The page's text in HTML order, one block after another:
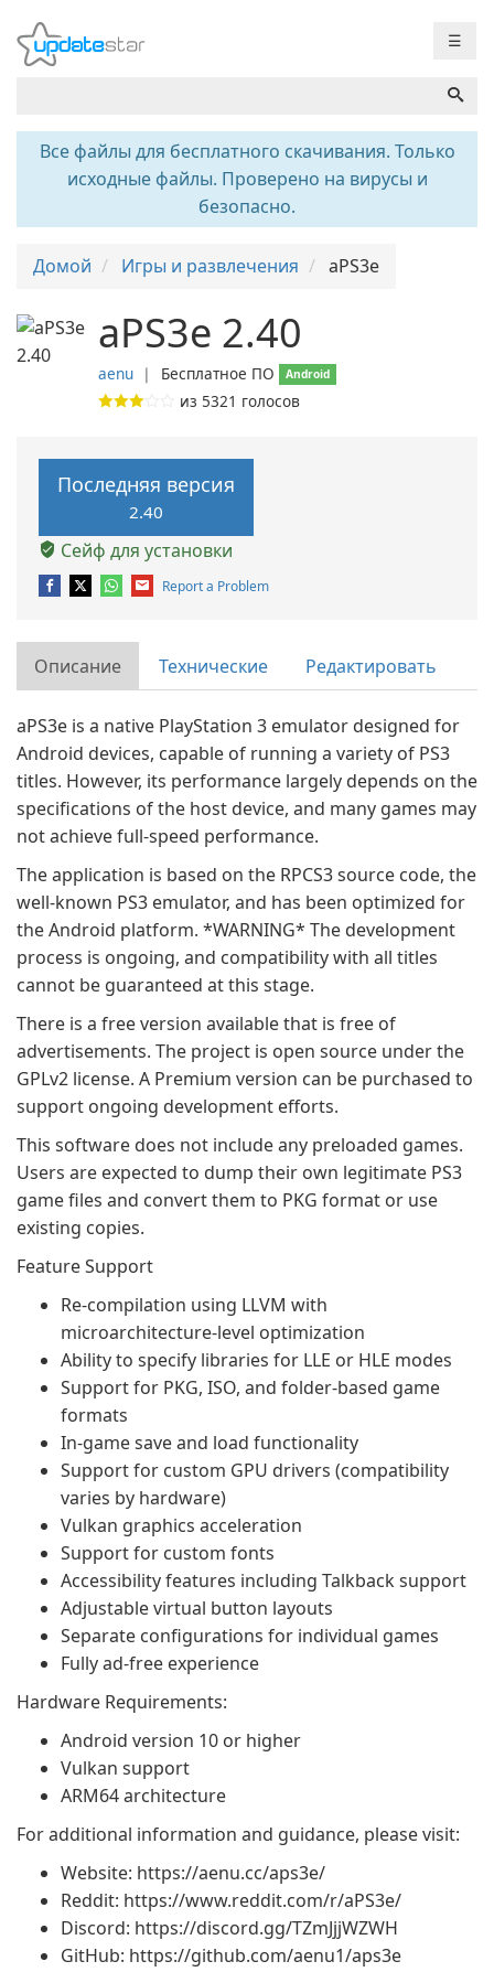
☰
Все файлы для бесплатного скачивания. Только
исходные файлы. Проверено на вирусы и
безопасно.
Домой Игры и развлечения aPS3e
aPS3e 2.40
aenu ❘ Бесплатное ПО Android
из 5321 голосов
Последняя версия
2.40
Сейф для установки
Report a Problem
Описание Технические Редактировать
aPS3e is a native PlayStation 3 emulator designed for
Android devices, capable of running a variety of PS3
titles. However, its performance largely depends on the
specifications of the host device, and many games may
not achieve full-speed performance.
The application is based on the RPCS3 source code, the
well-known PS3 emulator, and has been optimized for
the Android platform. *WARNING* The development
process is ongoing, and compatibility with all titles
cannot be guaranteed at this stage.
There is a free version available that is free of
advertisements. The project is open source under the
GPLv2 license. A Premium version can be purchased to
support ongoing development efforts.
This software does not include any preloaded games.
Users are expected to dump their own legitimate PS3
game files and convert them to PKG format or use
existing copies.
Feature Support
Re-compilation using LLVM with
microarchitecture-level optimization
Ability to specify libraries for LLE or HLE modes
Support for PKG, ISO, and folder-based game
formats
In-game save and load functionality
Support for custom GPU drivers (compatibility
varies by hardware)
Vulkan graphics acceleration
Support for custom fonts
Accessibility features including Talkback support
Adjustable virtual button layouts
Separate configurations for individual games
Fully ad-free experience
Hardware Requirements:
Android version 10 or higher
Vulkan support
ARM64 architecture
For additional information and guidance, please visit:
Website: https://aenu.cc/aps3e/
Reddit: https://www.reddit.com/r/aPS3e/
Discord: https://discord.gg/TZmJjjWZWH
GitHub: https://github.com/aenu1/aps3e